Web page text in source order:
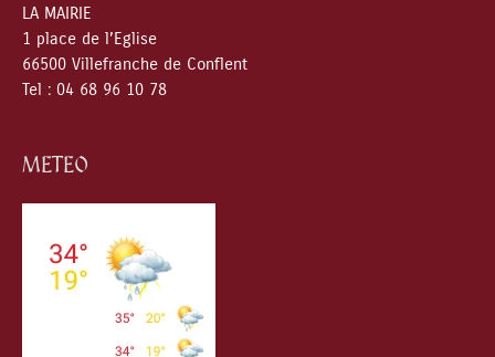
LA MAIRIE
1 place de l’Eglise
66500 Villefranche de Conflent
Tel : 04 68 96 10 78
METEO